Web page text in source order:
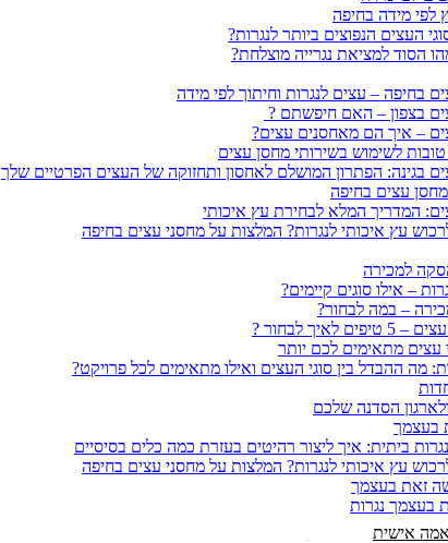
לפי מידה בחיפה
העצים הנפוצים ביותר לנגרות?
הסוד למציאת נגרייה מוצלחת?
בחיפה – עצים לנגרות וחיתוך לפי מידה
בצפון – האם חיפשתם ?
– איך הם מאחסנים עצים?
בגינה: הפתרון המושלם לאחסון ותחזוקה של העצים הפרטיים שלך
מחסן עצים בחיפה
המדריך המלא לבחירת עץ איכותי
עץ איכותי לנגרות? המלצות על מחסני עצים בחיפה
למכירה
– אילו סוגים קיימים?
– במה לבחור?
לאיך לבחור ?
עצים מתאימים לכם יותר
מה ההבדל בין סוגי העצים ואילו מתאימים לכל פרויקט?
הסדנה שלכם
בעצמך
ביתית: איך ליצור רהיטים בעזרת כמה כלים בסיסיים
עץ איכותי לנגרות? המלצות על מחסני עצים בחיפה
זאת בעצמך
בעצמך נגרות
אישית